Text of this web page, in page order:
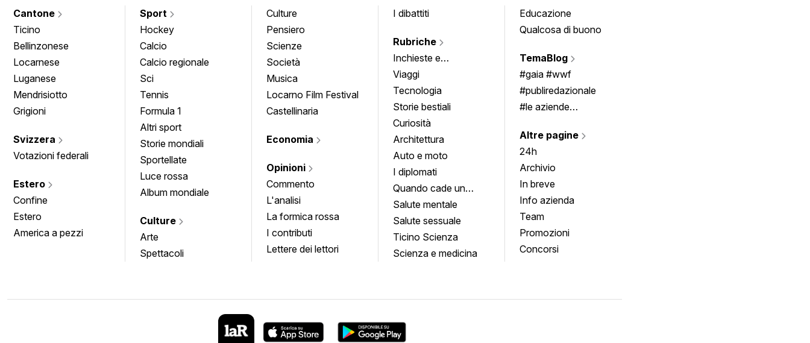
Cantone
Ticino
Bellinzonese
Locarnese
Luganese
Mendrisiotto
Grigioni
Svizzera
Votazioni federali
Estero
Confine
Estero
America a pezzi
Sport
Hockey
Calcio
Calcio regionale
Sci
Tennis
Formula 1
Altri sport
Storie mondiali
Sportellate
Luce rossa
Album mondiale
Culture
Arte
Spettacoli
Culture
Pensiero
Scienze
Società
Musica
Locarno Film Festival
Castellinaria
Economia
Opinioni
Commento
L'analisi
La formica rossa
I contributi
Lettere dei lettori
I dibattiti
Rubriche
Inchieste e
approfondimenti
Viaggi
Tecnologia
Storie bestiali
Curiosità
Architettura
Auto e moto
I diplomati
Quando cade un
quadro
Salute mentale
Salute sessuale
Ticino Scienza
Scienza e medicina
Educazione
Qualcosa di buono
TemaBlog
#gaia #wwf
#publiredazionale
#le aziende
Altre pagine
24h
Archivio
In breve
Info azienda
Team
Promozioni
Concorsi